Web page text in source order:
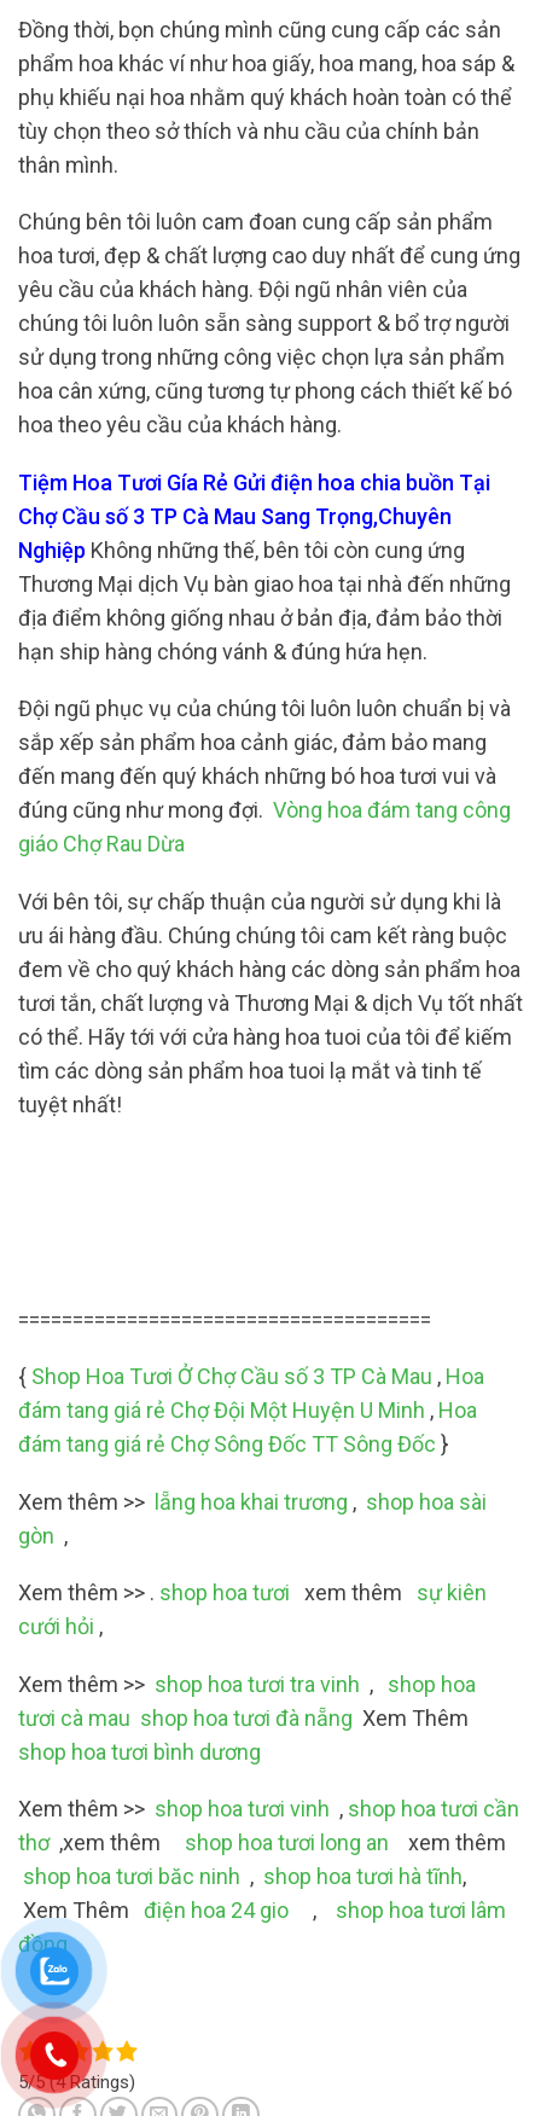
Đồng thời, bọn chúng mình cũng cung cấp các sản
phẩm hoa khác ví như hoa giấy, hoa mang, hoa sáp &
phụ khiếu nại hoa nhằm quý khách hoàn toàn có thể
tùy chọn theo sở thích và nhu cầu của chính bản
thân mình.
Chúng bên tôi luôn cam đoan cung cấp sản phẩm
hoa tươi, đẹp & chất lượng cao duy nhất để cung ứng
yêu cầu của khách hàng. Đội ngũ nhân viên của
chúng tôi luôn luôn sẵn sàng support & bổ trợ người
sử dụng trong những công việc chọn lựa sản phẩm
hoa cân xứng, cũng tương tự phong cách thiết kế bó
hoa theo yêu cầu của khách hàng.
Tiệm Hoa Tươi Gía Rẻ Gửi điện hoa chia buồn Tại
Chợ Cầu số 3 TP Cà Mau Sang Trọng,Chuyên
Nghiệp Không những thế, bên tôi còn cung ứng
Thương Mại dịch Vụ bàn giao hoa tại nhà đến những
địa điểm không giống nhau ở bản địa, đảm bảo thời
hạn ship hàng chóng vánh & đúng hứa hẹn.
Đội ngũ phục vụ của chúng tôi luôn luôn chuẩn bị và
sắp xếp sản phẩm hoa cảnh giác, đảm bảo mang
đến mang đến quý khách những bó hoa tươi vui và
đúng cũng như mong đợi. Vòng hoa đám tang công
giáo Chợ Rau Dừa
Với bên tôi, sự chấp thuận của người sử dụng khi là
ưu ái hàng đầu. Chúng chúng tôi cam kết ràng buộc
đem về cho quý khách hàng các dòng sản phẩm hoa
tươi tắn, chất lượng và Thương Mại & dịch Vụ tốt nhất
có thể. Hãy tới với cửa hàng hoa tuoi của tôi để kiếm
tìm các dòng sản phẩm hoa tuoi lạ mắt và tinh tế
tuyệt nhất!
======================================
{ Shop Hoa Tươi Ở Chợ Cầu số 3 TP Cà Mau , Hoa
đám tang giá rẻ Chợ Đội Một Huyện U Minh , Hoa
đám tang giá rẻ Chợ Sông Đốc TT Sông Đốc }
Xem thêm >> lẵng hoa khai trương , shop hoa sài
gòn ,
Xem thêm >> . shop hoa tươi xem thêm
sự kiên
cưới hỏi ,
Xem thêm >> shop hoa tươi tra vinh , shop hoa
tươi cà mau shop hoa tươi đà nẵng Xem Thêm
shop hoa tươi bình dương
Xem thêm >> shop hoa tươi vinh , shop hoa tươi cần
thơ,xem thêm shop hoa tươi long an xem thêm
shop hoa tươi băc ninh , shop hoa tươi hà tĩnh,
Xem Thêm điện hoa 24 gio ,
shop hoa tươi lâm
đồng
5/5 (4 Ratings)